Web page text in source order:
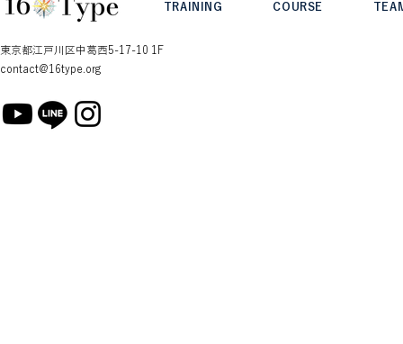
TRAINING COURSE
東京都江戸川区中葛西5-17-10 1F
contact@16type.org